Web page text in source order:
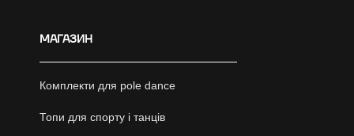
МАГАЗИН
Комплекти для pole dance
Топи для спорту і танців